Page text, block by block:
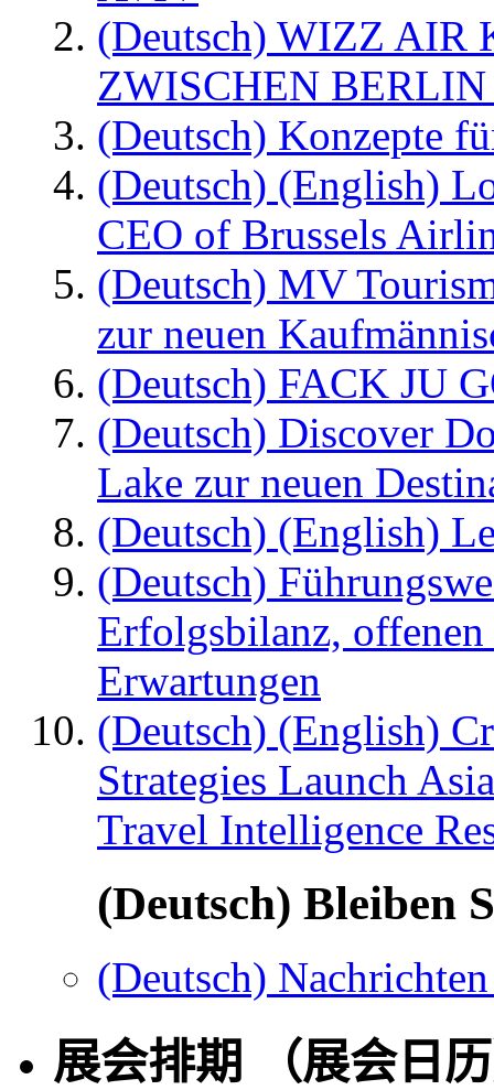
(Deutsch) WIZZ AIR
ZWISCHEN
(Deutsch) Konzepte
(Deutsch) (English)
CEO of Brussels
(Deutsch) MV
zur neuen
(Deutsch) FACK JU
(Deutsch) Discover
Lake zur neuen
(Deutsch) (English)
(Deutsch)
Erfolgsbilanz,
Erwartungen
(Deutsch) (English)
Strategies Launch
Travel Intelligence
(Deutsch) Bleiben
(Deutsch)
展会排期 （展会日